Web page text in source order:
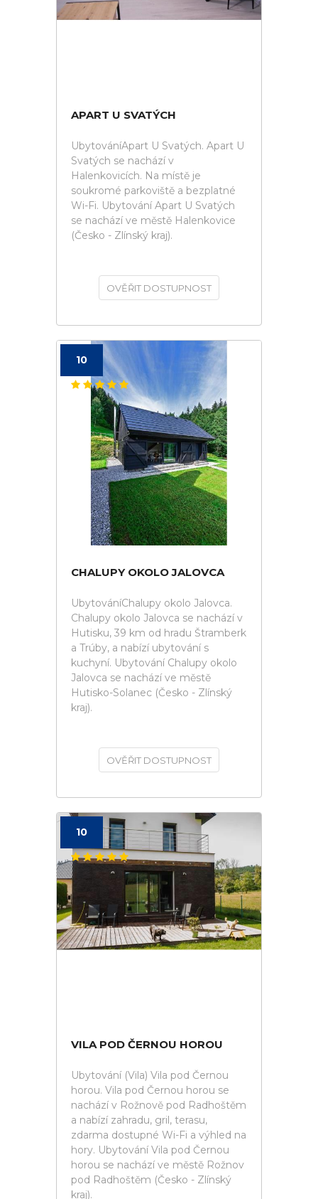
APART U SVATÝCH
UbytováníApart U Svatých. Apart U
Svatých se nachází v
Halenkovicích. Na místě je
soukromé parkoviště a bezplatné
Wi-Fi. Ubytování Apart U Svatých
se nachází ve městě Halenkovice
(Česko - Zlínský kraj).
OVĚŘIT DOSTUPNOST
10
CHALUPY OKOLO JALOVCA
UbytováníChalupy okolo Jalovca.
Chalupy okolo Jalovca se nachází v
Hutisku, 39 km od hradu Štramberk
a Trúby, a nabízí ubytování s
kuchyní. Ubytování Chalupy okolo
Jalovca se nachází ve městě
Hutisko-Solanec (Česko - Zlínský
kraj).
OVĚŘIT DOSTUPNOST
10
VILA POD ČERNOU HOROU
Ubytování (Vila) Vila pod Černou
horou. Vila pod Černou horou se
nachází v Rožnově pod Radhoštěm
a nabízí zahradu, gril, terasu,
zdarma dostupné Wi-Fi a výhled na
hory. Ubytování Vila pod Černou
horou se nachází ve městě Rožnov
pod Radhoštěm (Česko - Zlínský
kraj).